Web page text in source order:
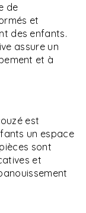
de
et
des enfants.
assure un
et à
est
un espace
sont
et